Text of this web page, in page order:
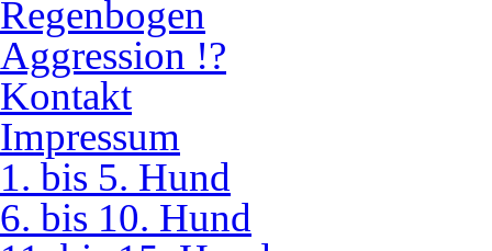
Regenbogen
Aggression !?
Kontakt
Impressum
1. bis 5. Hund
6. bis 10. Hund